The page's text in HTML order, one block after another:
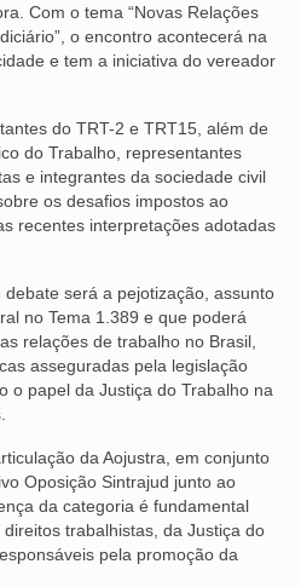
PRETO
Com o tema “Novas Relações
o encontro acontecerá na
e tem a iniciativa do vereador
do TRT-2 e TRT15, além de
do Trabalho, representantes
e integrantes da sociedade civil
os desafios impostos ao
recentes interpretações adotadas
será a pejotização, assunto
no Tema 1.389 e que poderá
relações de trabalho no Brasil,
asseguradas pela legislação
o papel da Justiça do Trabalho na
da Aojustra, em conjunto
Oposição Sintrajud junto ao
da categoria é fundamental
trabalhistas, da Justiça do
pela promoção da